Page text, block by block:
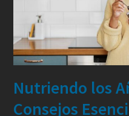
Nutriendo los
Consejos